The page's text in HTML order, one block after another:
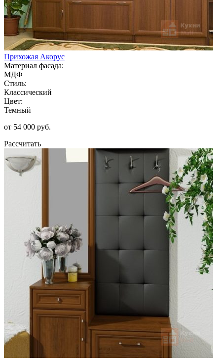
Прихожая Акорус
Материал фасада:
МДФ
Стиль:
Классический
Цвет:
Темный
от 54 000 руб.
Рассчитать